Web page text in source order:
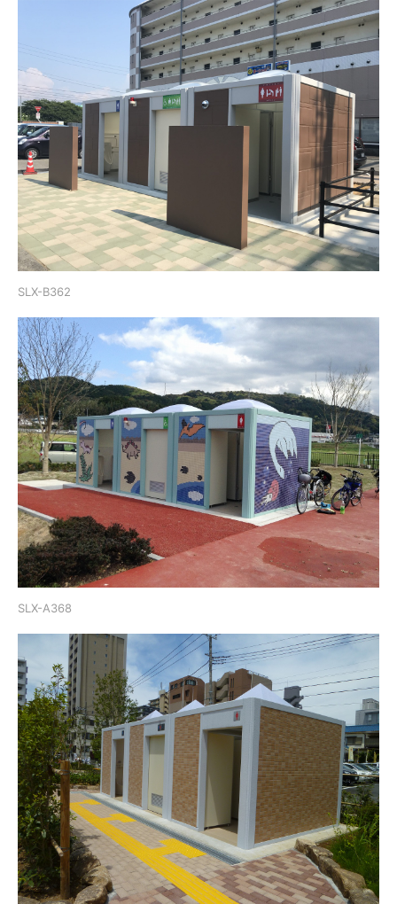
SLX-B362
SLX-A368